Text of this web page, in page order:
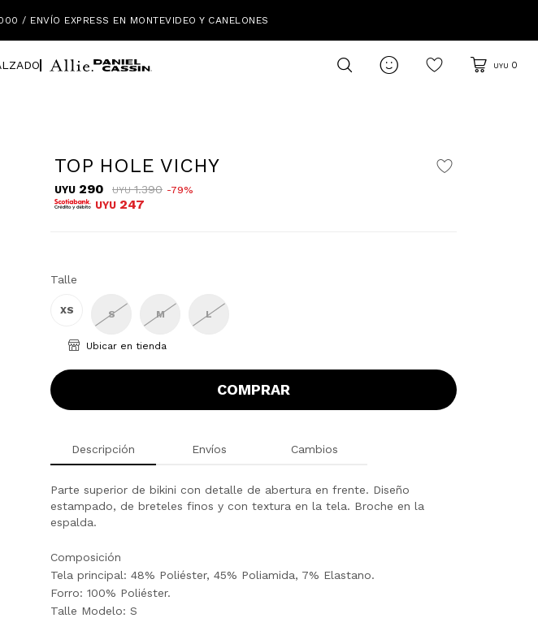
/ ENVÍO EXPRESS EN MONTEVIDEO Y CANELONES
 UYU 0
TOP HOLE VICHY
UYU 290 UYU 1.390 79
UYU 247
Talle
XS S M L
Ubicar en tienda
COMPRAR
Descripción Envíos Cambios
Parte superior de bikini con detalle de abertura en frente. Diseño
estampado, de breteles finos y con textura en la tela. Broche en la
espalda.
Composición
Tela principal: 48% Poliéster, 45% Poliamida, 7% Elastano.
Forro: 100% Poliéster.
Talle Modelo: S